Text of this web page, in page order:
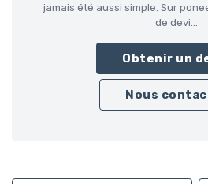
jamais été aussi simple. Sur
de devi...
Obtenir un
Nous